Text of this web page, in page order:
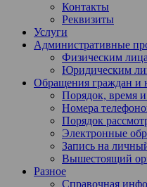
Контакты
Реквизиты
Услуги
Административные
Физическим
Юридическим
Обращения граждан и
Порядок, время
Номера
Порядок
Электронные
Запись на
Вышестоящий
Разное
Справочная